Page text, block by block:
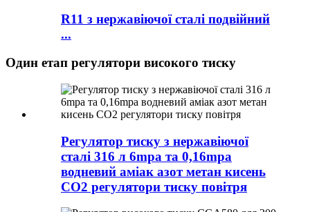
R11 з нержавіючої сталі подвійний
...
Один етап регулятори високого тиску
Регулятор тиску з нержавіючої
сталі 316 л 6mpa та 0,16mpa
водневий аміак азот метан кисень
CO2 регулятори тиску повітря